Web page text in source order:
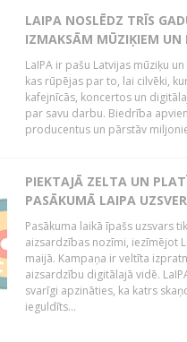
LAIPA NOSLĒDZ TRĪS
IZMAKSĀM MŪZIĶIEM UN
LaIPA ir pašu Latvijas mūziķu
kas rūpējas par to, lai cilvēki,
kafejnīcās, koncertos un
par savu darbu. Biedrība
producentus un pārstāv
PIEKTAJĀ ZELTA UN
PASĀKUMĀ LAIPA
Pasākuma laikā īpašs uzsvars
aizsardzības nozīmi, iezīmējot
maijā. Kampaņa ir veltīta
aizsardzību digitālajā vidē.
svarīgi apzināties, ka katrs
ieguldīts...